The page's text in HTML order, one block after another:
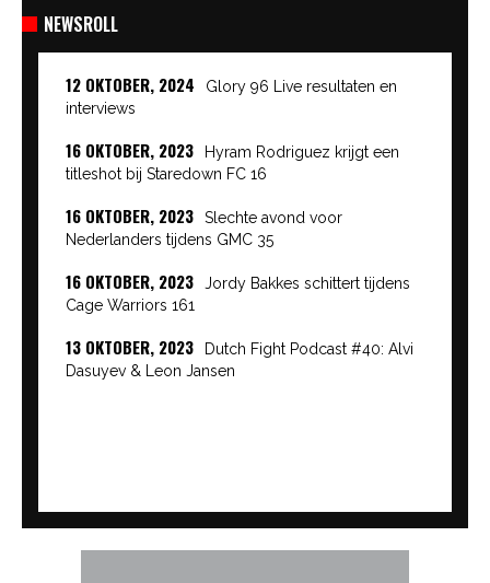
NEWSROLL
12 OKTOBER, 2024
Glory 96 Live resultaten en
interviews
16 OKTOBER, 2023
Hyram Rodriguez krijgt een
titleshot bij Staredown FC 16
16 OKTOBER, 2023
Slechte avond voor
Nederlanders tijdens GMC 35
16 OKTOBER, 2023
Jordy Bakkes schittert tijdens
Cage Warriors 161
13 OKTOBER, 2023
Dutch Fight Podcast #40: Alvi
Dasuyev & Leon Jansen